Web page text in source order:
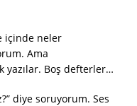
içinde neler
Ama
yazılar. Boş defterler…
diye soruyorum. Ses